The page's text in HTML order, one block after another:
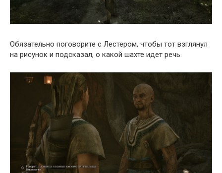
Обязательно поговорите с Лестером, чтобы тот взглянул
на рисунок и подсказал, о какой шахте идет речь.